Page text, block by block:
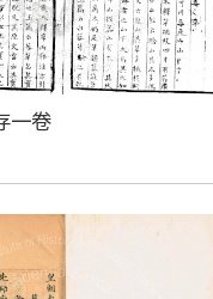
一卷